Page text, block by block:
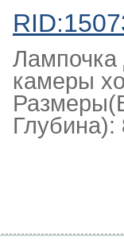
Лампочка
камеры
Глубина):